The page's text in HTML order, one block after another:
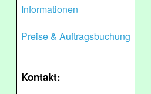
Informationen
Preise & Auftragsbuchung
Kontakt: